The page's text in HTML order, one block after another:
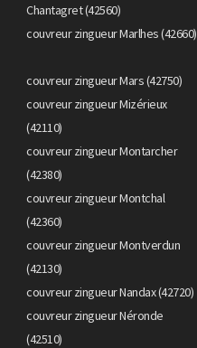
Chantagret (42560)
couvreur zingueur Marlhes (42660)
couvreur zingueur Mars (42750)
couvreur zingueur Mizérieux
(42110)
couvreur zingueur Montarcher
(42380)
couvreur zingueur Montchal
(42360)
couvreur zingueur Montverdun
(42130)
couvreur zingueur Nandax (42720)
couvreur zingueur Néronde
(42510)